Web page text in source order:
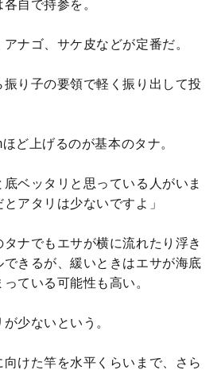
自で持参を。
ナゴ、サケ皮などが定番だ。
り子の要領で軽く振り出して投
ど上げるのが基本のタナ。
底ベッタリと思っている人がいま
アタリは少ないですよ」
ナでもエサが横に流れたり浮き
できるが、緩いときはエサが海底
ている可能性も高い。
少ないという。
けた竿を水平くらいまで、さら